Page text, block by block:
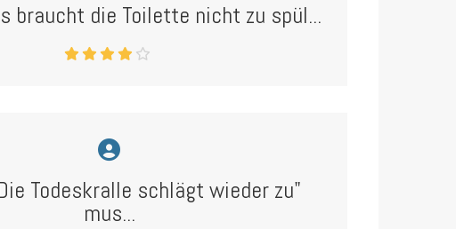
braucht die Toilette nicht zu spül...
Todeskralle schlägt wieder zu"
mus...